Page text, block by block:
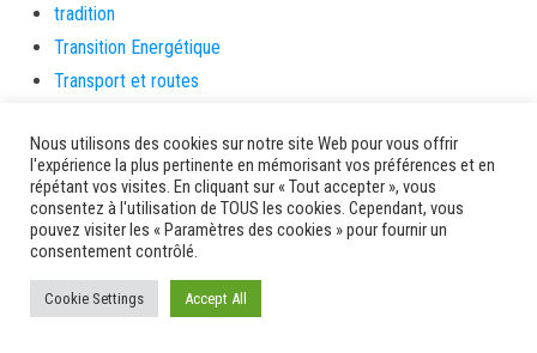
tradition
Transition Energétique
Transport et routes
Travaux
Travaux THD
travaux utiles
TSUNAMI
TZCLD
uncategorized
Nous utilisons des cookies sur notre site Web pour vous offrir
l'expérience la plus pertinente en mémorisant vos préférences et en
répétant vos visites. En cliquant sur « Tout accepter », vous
consentez à l'utilisation de TOUS les cookies. Cependant, vous
pouvez visiter les « Paramètres des cookies » pour fournir un
consentement contrôlé.
Cookie Settings Accept All